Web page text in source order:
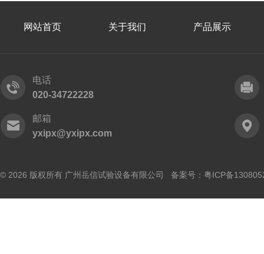
网站首页 关于我们 产品展示
电话
020-34722228
邮箱
yxipx@yxipx.com
© 2026 版权所有 广州岳信试验设备有限公司 备案号： 粤ICP备